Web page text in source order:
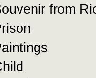
from